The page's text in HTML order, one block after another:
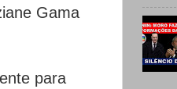
Gama
para